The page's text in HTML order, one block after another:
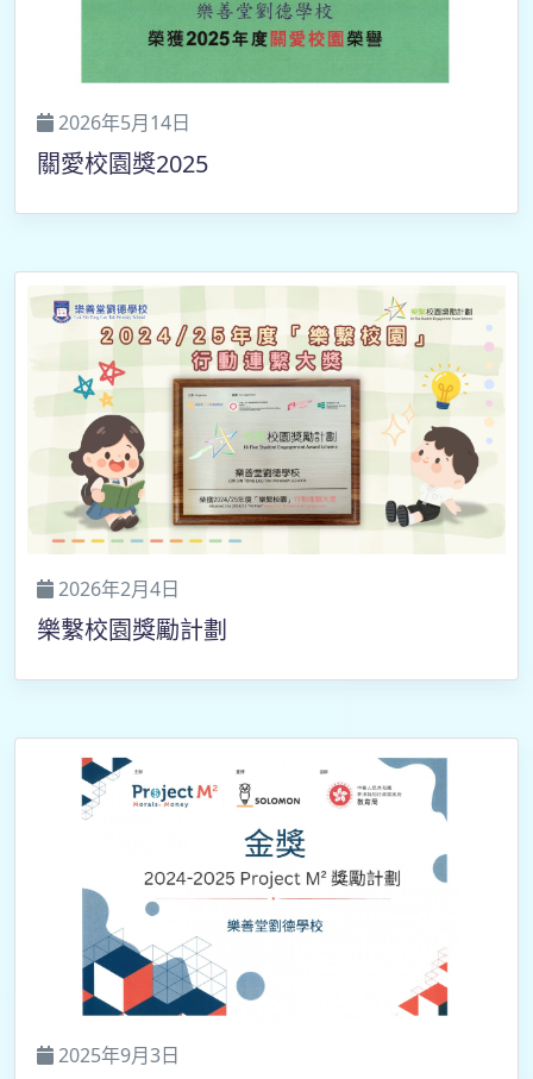
2026年5月14日
關愛校園獎2025
2026年2月4日
樂繫校園獎勵計劃
2025年9月3日